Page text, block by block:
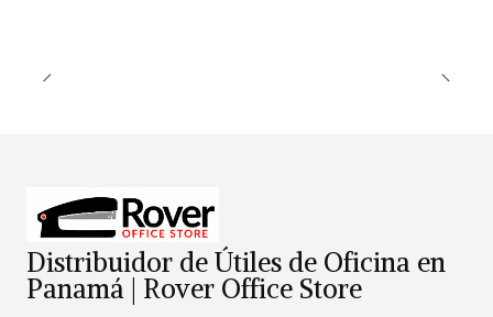
Distribuidor de Útiles de Oficina en
Panamá | Rover Office Store